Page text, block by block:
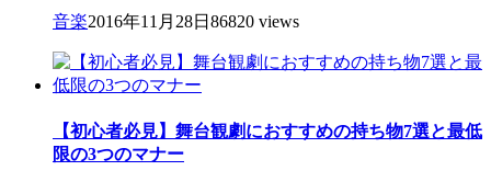
音楽2016年11月28日 86820 views
【初心者必見】舞台観劇におすすめの持ち物7選と最低
限の3つのマナー